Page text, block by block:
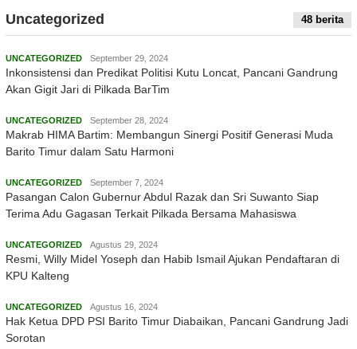
Uncategorized 48 berita
UNCATEGORIZED September 29, 2024
Inkonsistensi dan Predikat Politisi Kutu Loncat, Pancani Gandrung
Akan Gigit Jari di Pilkada BarTim
UNCATEGORIZED September 28, 2024
Makrab HIMA Bartim: Membangun Sinergi Positif Generasi Muda
Barito Timur dalam Satu Harmoni
UNCATEGORIZED September 7, 2024
Pasangan Calon Gubernur Abdul Razak dan Sri Suwanto Siap
Terima Adu Gagasan Terkait Pilkada Bersama Mahasiswa
UNCATEGORIZED Agustus 29, 2024
Resmi, Willy Midel Yoseph dan Habib Ismail Ajukan Pendaftaran di
KPU Kalteng
UNCATEGORIZED Agustus 16, 2024
Hak Ketua DPD PSI Barito Timur Diabaikan, Pancani Gandrung Jadi
Sorotan